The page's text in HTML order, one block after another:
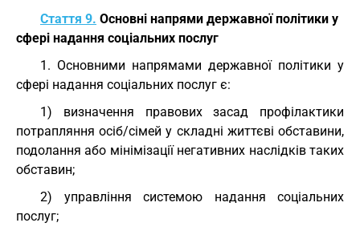
Стаття 9. Основні напрями державної політики у
сфері надання соціальних послуг
1. Основними напрямами державної політики у
сфері надання соціальних послуг є:
1) визначення правових засад профілактики
потрапляння осіб/сімей у складні життєві обставини,
подолання або мінімізації негативних наслідків таких
обставин;
2) управління системою надання соціальних
послуг;